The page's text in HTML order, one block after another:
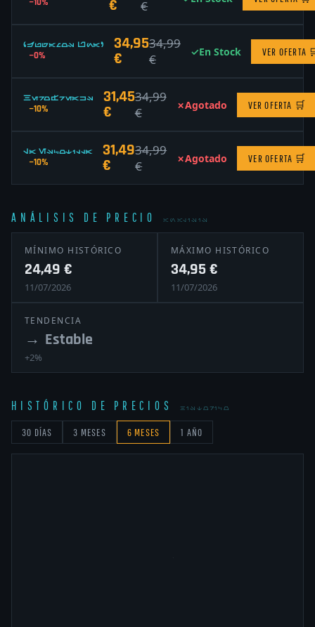
€
€
¿Jugamos Una?
−0%
34,95
€
34,99
€
✓En Stock VER OFERTA
HeroFreaks
−10%
31,45
€
34,99
€
✗Agotado VER OFERTA 🛒
La Escotilla
−10%
31,49
€
34,99
€
✗Agotado VER OFERTA 🛒
ANÁLISIS DE PRECIO ANALISIS
MÍNIMO HISTÓRICO
24,49 €
11/07/2026
MÁXIMO HISTÓRICO
34,95 €
11/07/2026
TENDENCIA
→ Estable
+2%
HISTÓRICO DE PRECIOS HISTORICO
30 DÍAS 3 MESES 6 MESES 1 AÑO